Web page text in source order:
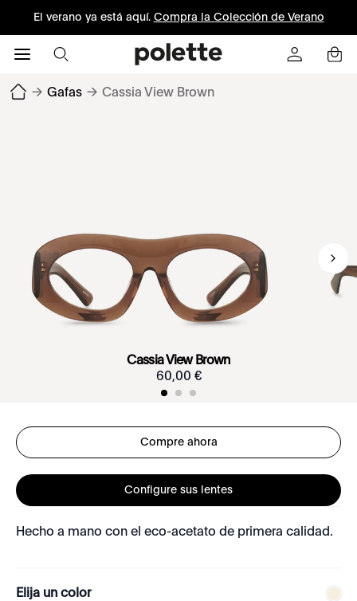
El verano ya está aquí. Compra la Colección de Verano
→ Gafas → Cassia View Brown
Cassia View Brown
60,00 €
Compre ahora
Configure sus lentes
Hecho a mano con el eco-acetato de primera calidad.
Elija un color